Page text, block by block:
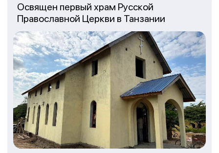
Освящен первый храм Русской
Православной Церкви в Танзании